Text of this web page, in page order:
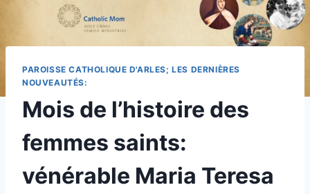
PAROISSE CATHOLIQUE D'ARLES; LES DERNIÈRES
NOUVEAUTÉS:
Mois de l’histoire des
femmes saints:
vénérable Maria Teresa